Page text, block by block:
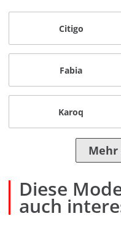
Citigo
Fabia
Karoq
Mehr
Diese
auch